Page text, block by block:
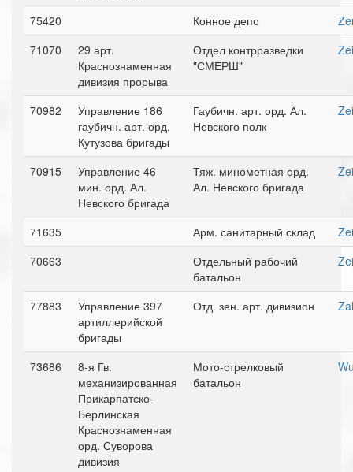
75420 Конное депо
71070
29 арт.
Краснознаменная
дивизия прорыва
Отдел контрразведки
"СМЕРШ"
70982
Управление 186
гаубичн. арт. орд.
Кутузова бригады
Гаубичн. арт. орд. Ал.
Невского полк
70915
Управление 46
мин. орд. Ал.
Невского бригада
Тяж. минометная орд.
Ал. Невского бригада
71635 Арм. санитарный склад
70663
Отдельный рабочий
батальон
77883
Управление 397
артиллерийской
бригады
Отд. зен. арт. дивизион
73686
8-я Гв.
механизированная
Прикарпатско-
Берлинская
Краснознаменная
орд. Суворова
дивизия
Мото-стрелковый
батальон